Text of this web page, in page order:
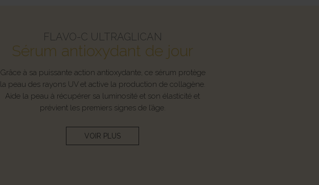
FLAVO-C ULTRAGLICAN
Sérum antioxydant de jour
Grâce à sa puissante action antioxydante, ce sérum protège
la peau des rayons UV et active la production de collagène.
Aide la peau à récupérer sa luminosité et son élasticité et
prévient les premiers signes de l’âge.
VOIR PLUS